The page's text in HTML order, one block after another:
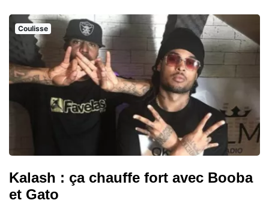
Coulisse
Kalash : ça chauffe fort avec Booba
et Gato